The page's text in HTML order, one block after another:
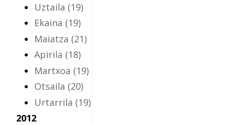
Uztaila (19)
Ekaina (19)
Maiatza (21)
Apirila (18)
Martxoa (19)
Otsaila (20)
Urtarrila (19)
2012